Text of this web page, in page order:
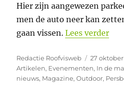
Hier zijn aangewezen
men de auto neer kan
gaan vissen.Lees verder
Auteur
Redactie Roofvisweb
Geplaatst
op
27 oktober
Artikelen, Evenementen, In de
nieuws, Magazine,Outdoor,